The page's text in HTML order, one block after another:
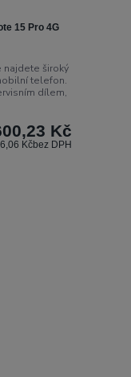
15 Pro 4G
najdete široký
telefon.
dílem,
Kč
Kčbez DPH